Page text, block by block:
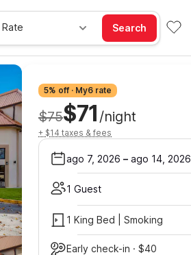
Search
5% off · My6 rate
$75$71 /night
+ $14 taxes & fees
ago 7, 2026 – ago 14, 2026
1 Guest
1 King Bed | Smoking
Early check-in · $40